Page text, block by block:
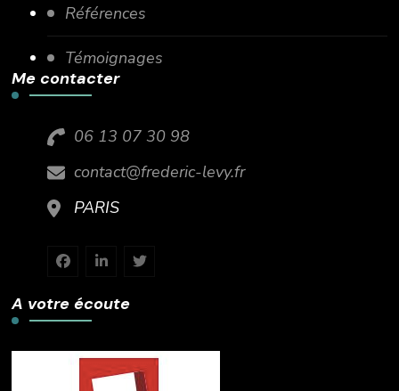
Références
Témoignages
Me contacter
06 13 07 30 98
contact@frederic-levy.fr
PARIS
A votre écoute